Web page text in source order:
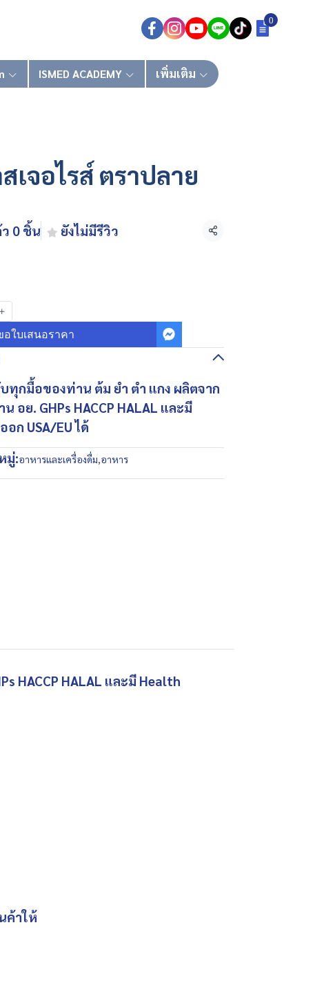
0
ISMED ACADEMY เพิ่มเติม
เจอไรส์ ตราปลาย
0 ชิ้น ยังไม่มีรีวิว แชร์
อใบเสนอราคา
ทุกมื้อของท่าน ต้ม ยำ ตำ แกง ผลิตจาก
อย. GHPs HACCP HALAL และมี
ก USA/EU ได้
มู่:อาหารและเครื่องดื่ม,อาหาร
HACCP HALAL และมี Health
ค้าให้